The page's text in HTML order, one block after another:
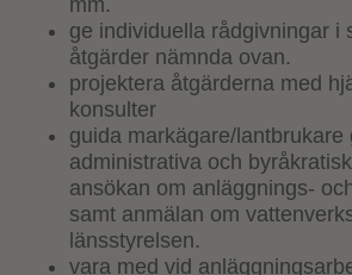
ge individuella rådgivningar i
åtgärder nämnda ovan.
projektera åtgärderna med
konsulter
guida markägare/lantbrukare
administrativa och
ansökan om anläggnings-
samt anmälan om
länsstyrelsen.
vara med vid